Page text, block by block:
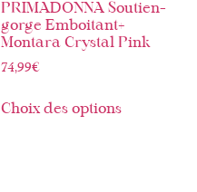
PRIMADONNA Soutien-
gorge Emboitant+
Montara Crystal Pink
74,99€
Choix des options